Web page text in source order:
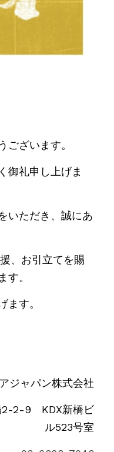
ございます。
御礼申し上げま
いただき、誠にあ
、お引立てを賜
す。
ます。
ジャパン株式会社
2-9　KDX新橋ビ
ル523号室